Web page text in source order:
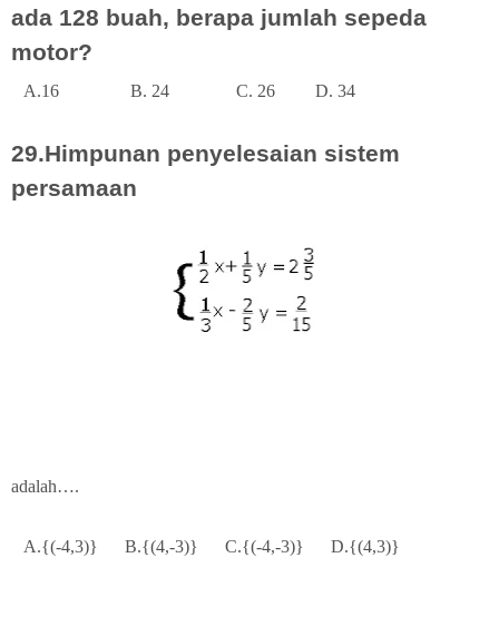
ada 128 buah, berapa jumlah sepeda
motor?
A.16 B. 24 C. 26 D. 34
29.Himpunan penyelesaian sistem
persamaan
adalah….
A.{(-4,3)} B.{(4,-3)} C.{(-4,-3)} D.{(4,3)}